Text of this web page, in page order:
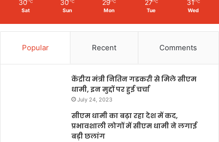
30 ℃
Sat
30 ℃
Sun
29 ℃
Mon
27 ℃
Tue
31 ℃
Wed
Popular Recent Comments
केंद्रीय मंत्री नितिन गडकरी से मिले सीएम
धामी, इन मुद्दों पर हुई चर्चा
July 24, 2023
सीएम धामी का बढ़ा रहा देश में कद,
प्रभावशाली लोगों में सीएम धामी ने लगाई
बड़ी छलांग